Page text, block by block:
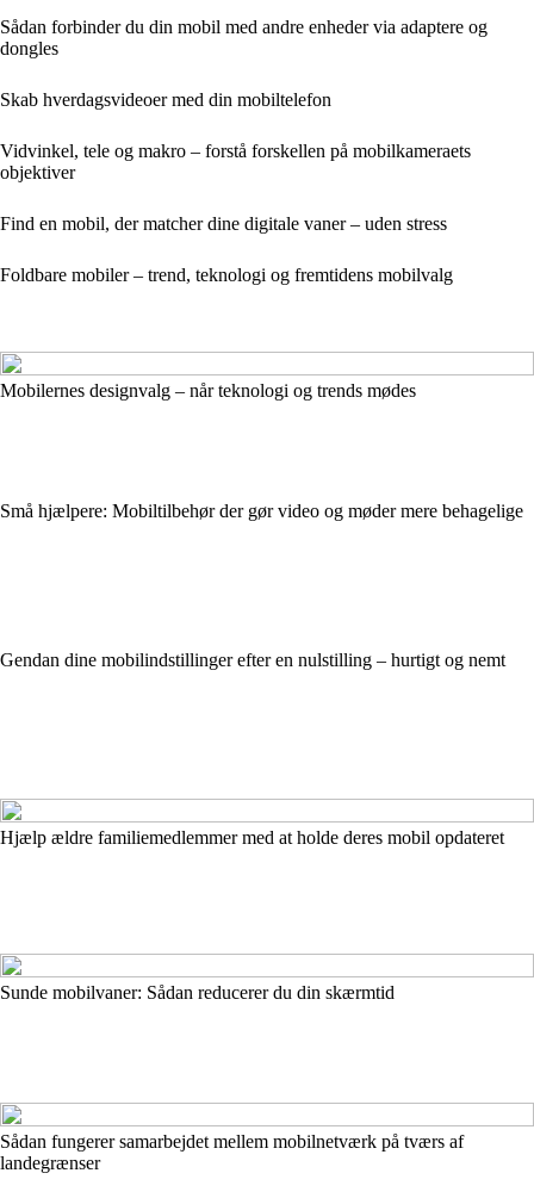
Sådan forbinder du din mobil med andre enheder via adaptere og
dongles
Skab hverdagsvideoer med din mobiltelefon
Vidvinkel, tele og makro – forstå forskellen på mobilkameraets
objektiver
Find en mobil, der matcher dine digitale vaner – uden stress
Foldbare mobiler – trend, teknologi og fremtidens mobilvalg
Mobilernes designvalg – når teknologi og trends mødes
Små hjælpere: Mobiltilbehør der gør video og møder mere behagelige
Gendan dine mobilindstillinger efter en nulstilling – hurtigt og nemt
Hjælp ældre familiemedlemmer med at holde deres mobil opdateret
Sunde mobilvaner: Sådan reducerer du din skærmtid
Sådan fungerer samarbejdet mellem mobilnetværk på tværs af
landegrænser